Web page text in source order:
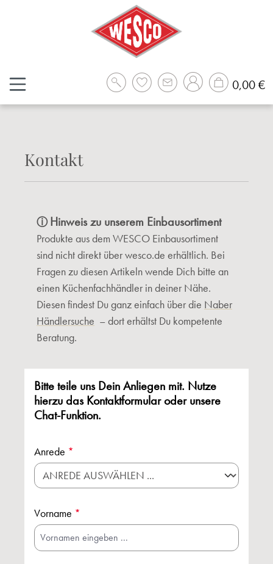
0,00 €
Kontakt
ⓘHinweis zu unserem Einbausortiment
Produkte aus dem WESCO Einbausortiment
sind nicht direkt über wesco.de erhältlich. Bei
Fragen zu diesen Artikeln wende Dich bitte an
einen Küchenfachhändler in deiner Nähe.
Diesen findest Du ganz einfach über die Naber
Händlersuche – dort erhältst Du kompetente
Beratung.
Bitte teile uns Dein Anliegen mit. Nutze
hierzu das Kontaktformular oder unsere
Chat-Funktion.
Anrede *
Vorname *